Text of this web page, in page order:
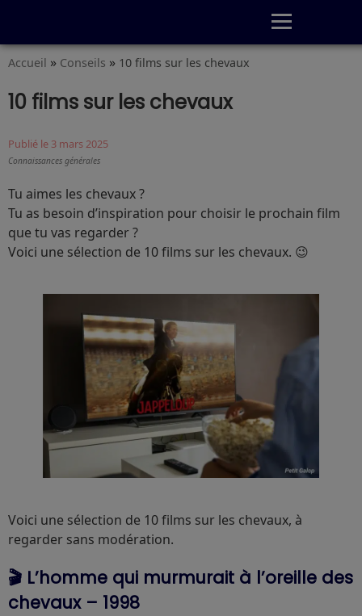
Quiz
Conseils
Fiches
S’abonner
Accueil » Conseils » 10 films sur les chevaux
10 films sur les chevaux
Publié le 3 mars 2025
Connaissances générales
Tu aimes les chevaux ?
Tu as besoin d’inspiration pour choisir le prochain film
que tu vas regarder ?
Voici une sélection de 10 films sur les chevaux. 😉
Voici une sélection de 10 films sur les chevaux, à
regarder sans modération.
🎬 L’homme qui murmurait à l’oreille des
chevaux – 1998